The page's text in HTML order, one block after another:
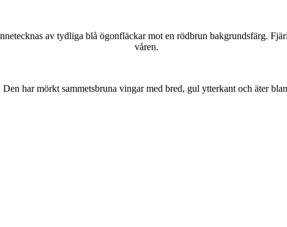
av tydliga blå ögonfläckar mot en rödbrun bakgrundsfärg.
våren.
har mörkt sammetsbruna vingar med bred, gul ytterkant och äter